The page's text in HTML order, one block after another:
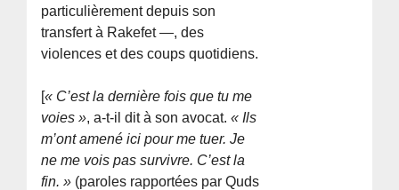
particulièrement depuis son
transfert à Rakefet —, des
violences et des coups quotidiens.
[« C’est la dernière fois que tu me
voies », a-t-il dit à son avocat.« Ils
m’ont amené ici pour me tuer. Je
ne me vois pas survivre. C’est la
fin. » (paroles rapportées par Quds